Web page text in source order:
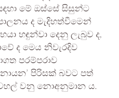
මේ ඔස්සේ සිසුන්ට
ද මැදිහත්වීමෙන්
හඳුන්වා දෙනු ලැබුව ද,
ද මෙය නිවැරදිව
පරම්පරාව
පිරිසක් බවට පත්
වනු නොඅනුමාන ය.